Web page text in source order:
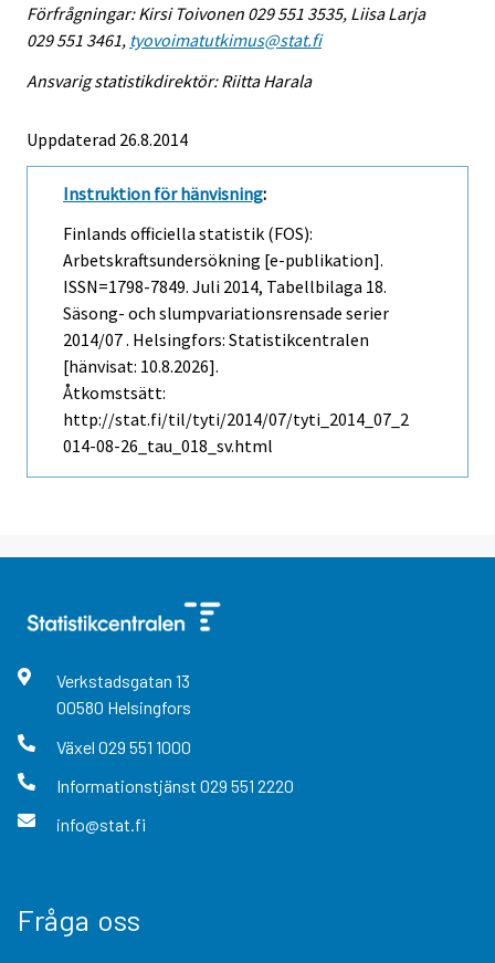
Förfrågningar: Kirsi Toivonen 029 551 3535, Liisa Larja
029 551 3461, tyovoimatutkimus@stat.fi
Ansvarig statistikdirektör: Riitta Harala
Uppdaterad 26.8.2014
Instruktion för hänvisning:
Finlands officiella statistik (FOS):
Arbetskraftsundersökning [e-publikation].
ISSN=1798-7849. Juli 2014, Tabellbilaga 18.
Säsong- och slumpvariationsrensade serier
2014/07 . Helsingfors: Statistikcentralen
[hänvisat: 10.8.2026].
Åtkomstsätt:
http://stat.fi/til/tyti/2014/07/tyti_2014_07_2
014-08-26_tau_018_sv.html
Verkstadsgatan 13
00580 Helsingfors
Växel 029 551 1000
Informationstjänst 029 551 2220
info@stat.fi
Fråga oss